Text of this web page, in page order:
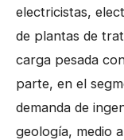
electricistas,
de plantas de
carga pesada
parte, en el
demanda de
geología, medio